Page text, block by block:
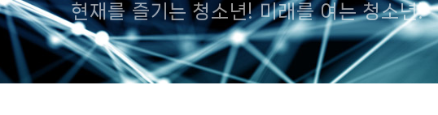
현재를 즐기는 청소년! 미래를 여는 청소년!